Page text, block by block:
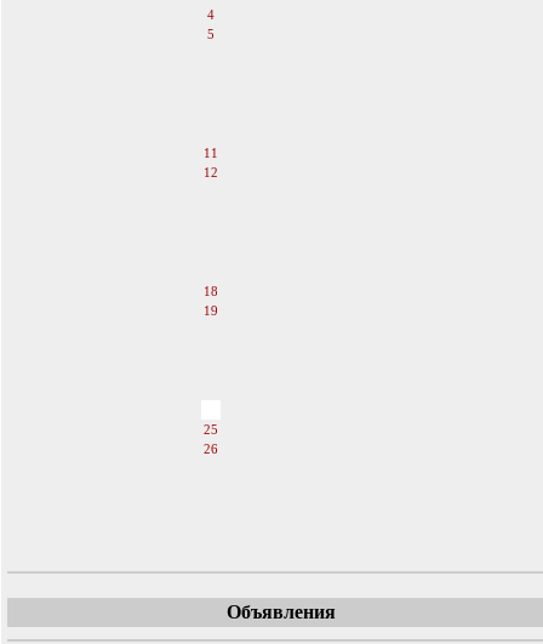
4
5
11
12
18
19
25
26
Объявления